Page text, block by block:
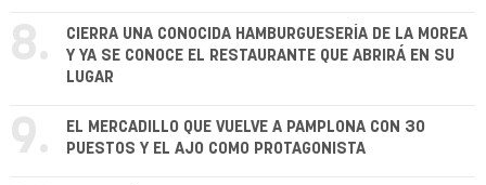
8.
CIERRA UNA CONOCIDA HAMBURGUESERÍA DE LA MOREA
Y YA SE CONOCE EL RESTAURANTE QUE ABRIRÁ EN SU
LUGAR
9.
EL MERCADILLO QUE VUELVE A PAMPLONA CON 30
PUESTOS Y EL AJO COMO PROTAGONISTA